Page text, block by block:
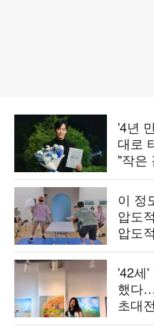
'4년
대로
"작은
이 정
압도
압도
'42세'
했다
초대